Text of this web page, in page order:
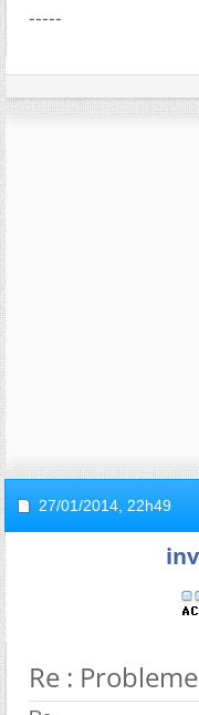
-----
27/01/2014, 22h49
Re :